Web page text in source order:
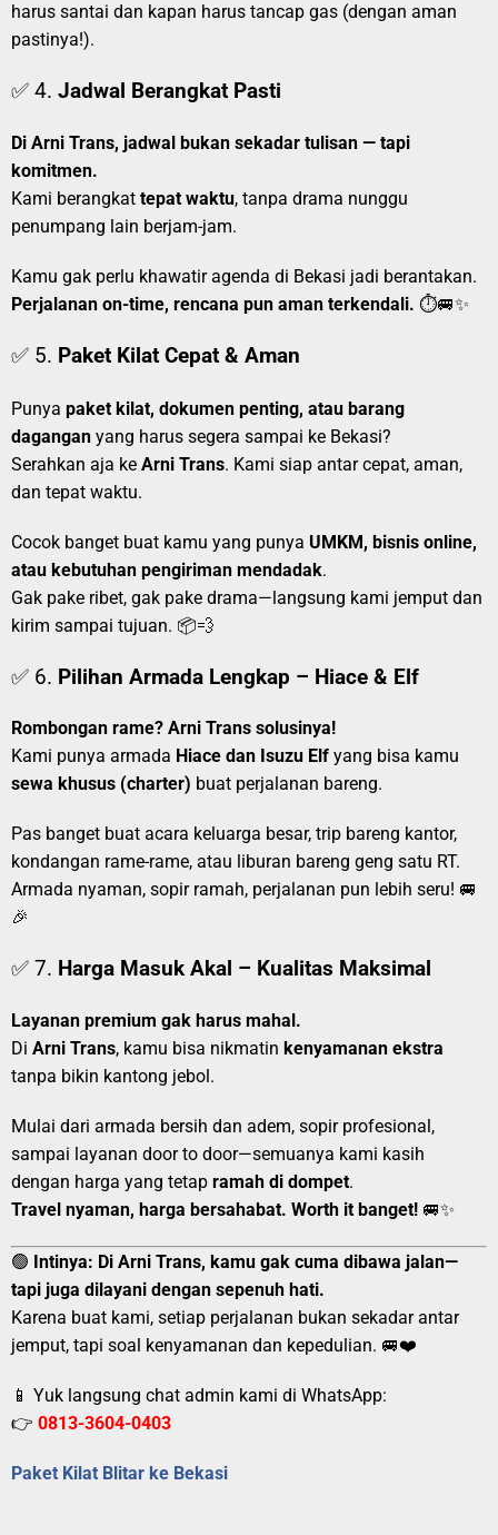
harus santai dan kapan harus tancap gas (dengan aman
pastinya!).
✅ 4. Jadwal Berangkat Pasti
Di Arni Trans, jadwal bukan sekadar tulisan — tapi
komitmen.
Kami berangkat tepat waktu, tanpa drama nunggu
penumpang lain berjam-jam.
Kamu gak perlu khawatir agenda di Bekasi jadi berantakan.
Perjalanan on-time, rencana pun aman terkendali. ⏱️🚐✨
✅ 5. Paket Kilat Cepat & Aman
Punya paket kilat, dokumen penting, atau barang
dagangan yang harus segera sampai ke Bekasi?
Serahkan aja ke Arni Trans. Kami siap antar cepat, aman,
dan tepat waktu.
Cocok banget buat kamu yang punya UMKM, bisnis online,
atau kebutuhan pengiriman mendadak.
Gak pake ribet, gak pake drama—langsung kami jemput dan
kirim sampai tujuan. 📦💨
✅ 6. Pilihan Armada Lengkap – Hiace & Elf
Rombongan rame? Arni Trans solusinya!
Kami punya armada Hiace dan Isuzu Elf yang bisa kamu
sewa khusus (charter) buat perjalanan bareng.
Pas banget buat acara keluarga besar, trip bareng kantor,
kondangan rame-rame, atau liburan bareng geng satu RT.
Armada nyaman, sopir ramah, perjalanan pun lebih seru! 🚐
🎉
✅ 7. Harga Masuk Akal – Kualitas Maksimal
Layanan premium gak harus mahal.
Di Arni Trans, kamu bisa nikmatin kenyamanan ekstra
tanpa bikin kantong jebol.
Mulai dari armada bersih dan adem, sopir profesional,
sampai layanan door to door—semuanya kami kasih
dengan harga yang tetap ramah di dompet.
Travel nyaman, harga bersahabat. Worth it banget! 🚐✨
🟢 Intinya: Di Arni Trans, kamu gak cuma dibawa jalan—
tapi juga dilayani dengan sepenuh hati.
Karena buat kami, setiap perjalanan bukan sekadar antar
jemput, tapi soal kenyamanan dan kepedulian. 🚐❤️
📱 Yuk langsung chat admin kami di WhatsApp:
👉 0813-3604-0403
Paket Kilat Blitar ke Bekasi